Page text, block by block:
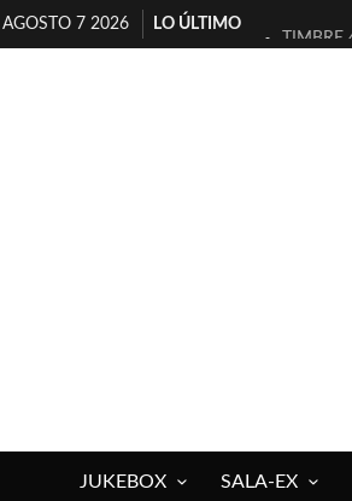
AGOSTO 7 2026
LO ÚLTIMO
TIMBRE
JOFRE
YORCH
«NO
JUKEBOX SALA-EX